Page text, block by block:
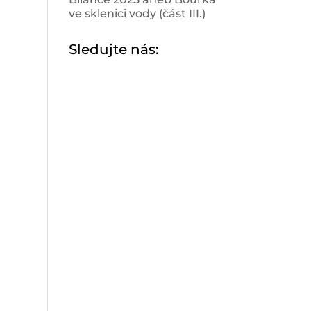
ve sklenici vody (část III.)
Sledujte nás: